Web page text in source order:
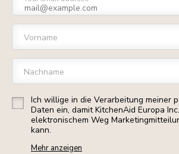
Vorname
Nachname
Ich willige in die Verarbeitung meiner
Daten ein, damit KitchenAid Europa
elektronischem Weg
kann.
Mehr anzeigen